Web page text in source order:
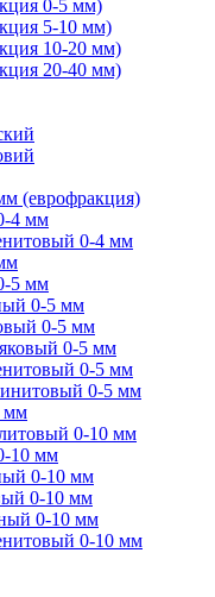
0-5 мм)
5-10 мм)
10-20 мм)
20-40 мм)
(еврофракция)
4 мм
0-4 мм
5 мм
0-5 мм
0-5 мм
0-5 мм
0-5 мм
0-5 мм
мм
0-10 мм
10 мм
0-10 мм
0-10 мм
0-10 мм
0-10 мм